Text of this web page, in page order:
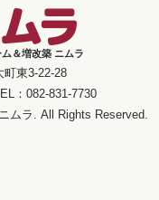
＆増改築 ニムラ
町東3-22-28
：082-831-7730
ムラ. All Rights Reserved.